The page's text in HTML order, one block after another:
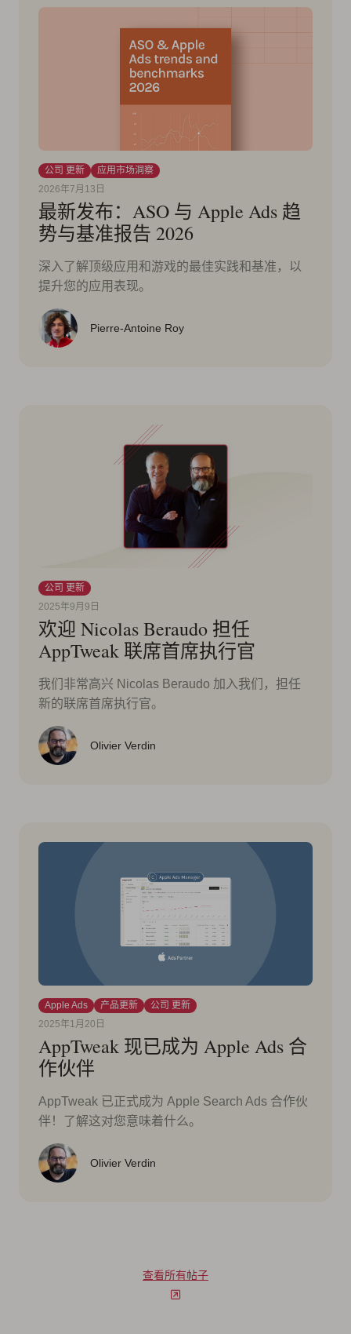
公司 更新
应用市场洞察
2026年7月13日
最新发布：ASO 与 Apple Ads 趋
势与基准报告 2026
深入了解顶级应用和游戏的最佳实践和基准，以
提升您的应用表现。
Pierre-Antoine Roy
公司 更新
2025年9月9日
欢迎 Nicolas Beraudo 担任
AppTweak 联席首席执行官
我们非常高兴 Nicolas Beraudo 加入我们，担任
新的联席首席执行官。
Olivier Verdin
Apple Ads 产品更新
公司 更新
2025年1月20日
AppTweak 现已成为 Apple Ads 合
作伙伴
AppTweak 已正式成为 Apple Search Ads 合作伙
伴！了解这对您意味着什么。
Olivier Verdin
查看所有帖子